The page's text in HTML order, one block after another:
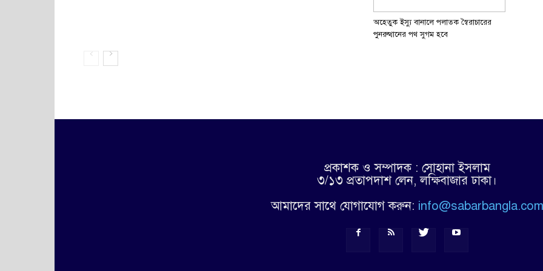
অহেতুক ইস্যু বানালে পলাতক স্বৈরাচারের
পুনরুত্থানের পথ সুগম হবে
প্রকাশক ও সম্পাদক : সোহানা ইসলাম
৩/১৩ প্রতাপদাশ লেন, লক্ষিবাজার ঢাকা।
আমাদের সাথে যোগাযোগ করুন: info@sabarbangla.com